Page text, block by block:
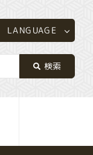
LANGUAGE